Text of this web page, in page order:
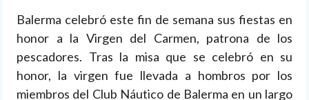
Balerma celebró este fin de semana sus fiestas en
honor a la Virgen del Carmen, patrona de los
pescadores. Tras la misa que se celebró en su
honor, la virgen fue llevada a hombros por los
miembros del Club Náutico de Balerma en un largo